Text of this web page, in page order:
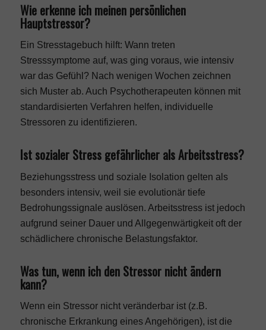
Wie erkenne ich meinen persönlichen
Hauptstressor?
Ein Stresstagebuch hilft: Wann treten
Stresssymptome auf, was ging voraus, wie intensiv
war das Gefühl? Nach wenigen Wochen zeichnen
sich Muster ab. Auch Psychotherapeuten können mit
standardisierten Verfahren helfen, individuelle
Stressoren zu identifizieren.
Ist sozialer Stress gefährlicher als Arbeitsstress?
Beziehungsstress und soziale Isolation gelten als
besonders intensiv, weil sie evolutionär tiefe
Bedrohungssignale auslösen. Arbeitsstress ist jedoch
aufgrund seiner Dauer und Allgegenwärtigkeit oft der
schädlichere chronische Belastungsfaktor.
Was tun, wenn ich den Stressor nicht ändern
kann?
Wenn ein Stressor nicht veränderbar ist (z.B.
chronische Erkrankung eines Angehörigen), ist die